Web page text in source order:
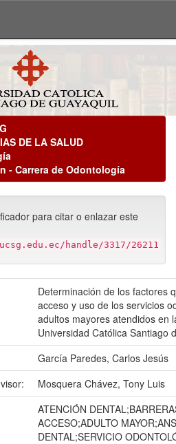
DE LA SALUD
- Carrera de Odontología
para citar o enlazar este
handle/3317/26211
Determinación de los factores
acceso y uso de los servicios
adultos mayores atendidos en
Universidad Católica Santiago
García Paredes, Carlos Jesús
Mosquera Chávez, Tony Luis
ATENCIÓN
ACCESO;ADULTO
DENTAL;SERVICIO